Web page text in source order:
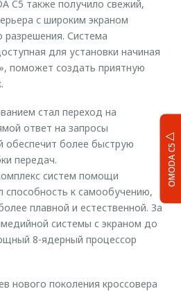
OMODA C5
C5 также получило свежий,
с широким экраном
Система
для установки начиная
поможет создать приятную
стал переход на
ответ на запросы
обеспечит более быструю
передач.
систем помощи
способность к самообучению,
плавной и естественной. За
системы с экраном до
8-ядерный процессор
нового поколения кроссовера